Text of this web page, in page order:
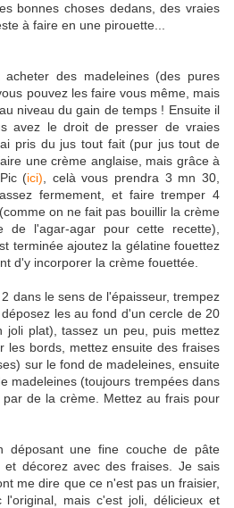
bonnes choses dedans, des vraies
à faire en une pirouette...
des madeleines (des pures
pouvez les faire vous même, mais
niveau du gain de temps ! Ensuite il
avez le droit de presser de vraies
pris du jus tout fait (pur jus tout de
une crème anglaise, mais grâce à
(ici) , celà vous prendra 3 mn 30,
fermement, et faire tremper 4
on ne fait pas bouillir la crème
de l'agar-agar pour cette recette),
terminée ajoutez la gélatine fouettez
d'y incorporer la crème fouettée.
dans le sens de l'épaisseur, trempez
les au fond d'un cercle de 20
joli plat), tassez un peu, puis mettez
les bords, mettez ensuite des fraises
sur le fond de madeleines, ensuite
madeleines (toujours trempées dans
de la crème. Mettez au frais pour
déposant une fine couche de pâte
décorez avec des fraises. Je sais
me dire que ce n'est pas un fraisier,
mais c'est joli, délicieux et